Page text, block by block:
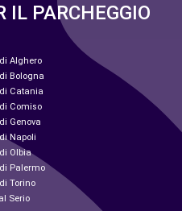
IL PARCHEGGIO
Alghero
Bologna
Catania
Comiso
Genova
Napoli
Olbia
Palermo
Torino
Serio